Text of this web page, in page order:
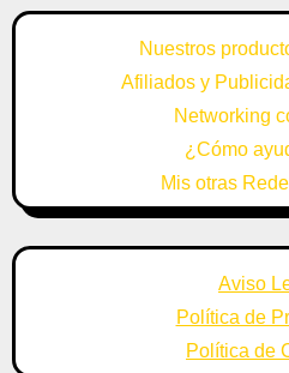
Nuestros
Afiliados y
Networking
¿Cómo
Mis otras
Aviso
Política de
Política de